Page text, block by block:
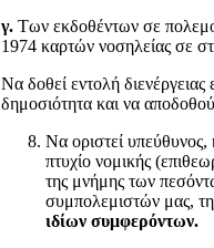
γ. Των εκδοθέντων σε
1974 καρτών νοσηλείας σε
Να δοθεί εντολή
δημοσιότητα και να
Να οριστεί υπεύθυνος,
πτυχίο νομικής
της μνήμης των
συμπολεμιστών μας,
ιδίων συμφερόντων.